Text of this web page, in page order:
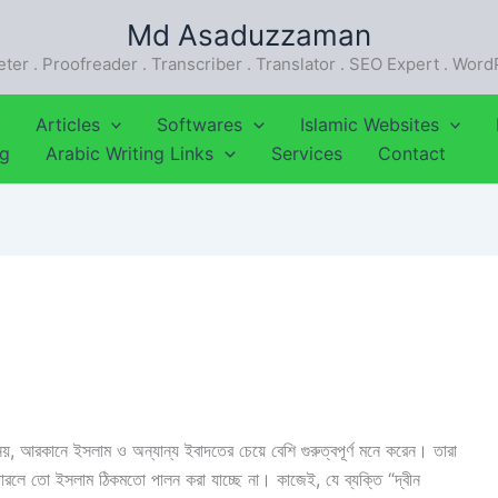
Md Asaduzzaman
. Proofreader . Transcriber . Translator . SEO Expert .
Articles Softwares Islamic Websites
Arabic Writing Links Services Contact
আরকানে ইসলাম ও অন্যান্য ইবাদতের চেয়ে বেশি গুরুত্বপূর্ণ মনে করেন। তারা
তো ইসলাম ঠিকমতো পালন করা যাচ্ছে না। কাজেই, যে ব্যক্তি “দ্বীন